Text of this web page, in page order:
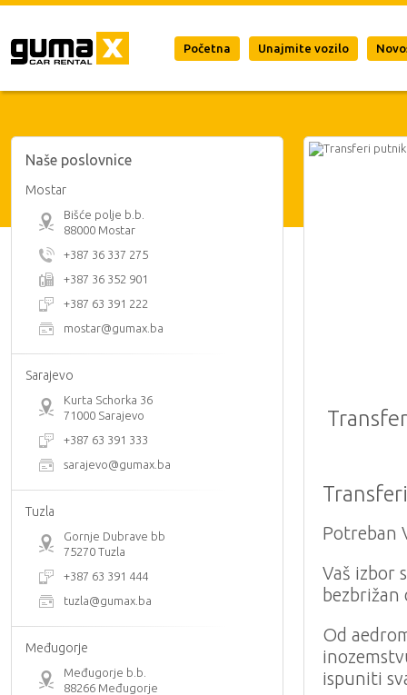
Početna Unajmite vozilo
Naše poslovnice
Mostar
Bišće polje b.b.
88000 Mostar
+387 36 337 275
+387 36 352 901
+387 63 391 222
mostar@gumax.ba
Sarajevo
Kurta Schorka 36
71000 Sarajevo
+387 63 391 333
sarajevo@gumax.ba
Tuzla
Gornje Dubrave bb
75270 Tuzla
+387 63 391 444
tuzla@gumax.ba
Međugorje
Međugorje b.b.
88266 Međugorje
Potreban
Vaš izbor
Od
ispuniti